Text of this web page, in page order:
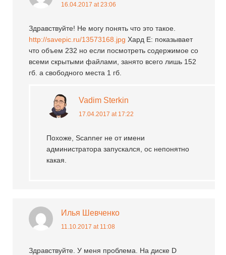
16.04.2017 at 23:06
Здравствуйте! Не могу понять что это такое.
http://savepic.ru/13573168.jpg Хард E: показывает
что объем 232 но если посмотреть содержимое со
всеми скрытыми файлами, занято всего лишь 152
гб. а свободного места 1 гб.
Vadim Sterkin
17.04.2017 at 17:22
Похоже, Scanner не от имени
администратора запускался, ос непонятно
какая.
Илья Шевченко
11.10.2017 at 11:08
Здравствуйте. У меня проблема. На диске D